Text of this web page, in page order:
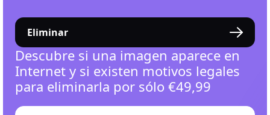
Eliminar
Descubre si una imagen aparece en
Internet y si existen motivos legales
para eliminarla por sólo €49,99